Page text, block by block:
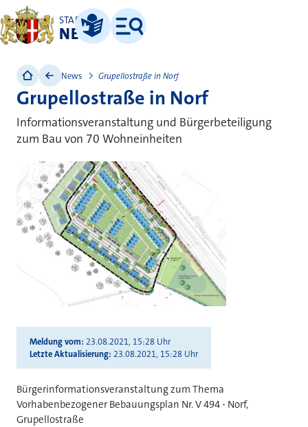
STADT
NEUSS
Leichte Sprache
Menü
News Grupellostraße in Norf
Grupellostraße in Norf
Informationsveranstaltung und Bürgerbeteiligung
zum Bau von 70 Wohneinheiten
Meldung vom 23.08.2021, 15:28 Uhr
Letzte Aktualisierung 23.08.2021, 15:28 Uhr
Bürgerinformationsveranstaltung zum Thema
Vorhabenbezogener Bebauungsplan Nr. V 494 - Norf,
Grupellostraße